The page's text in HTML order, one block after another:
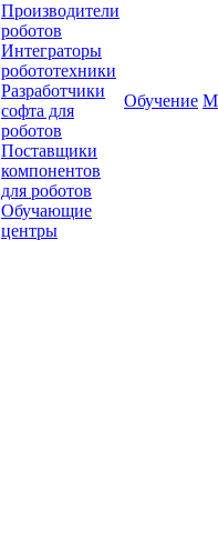
Производители
роботов
Интеграторы
робототехники
Разработчики
софта для
роботов
Поставщики
компонентов
для роботов
Обучающие
центры
Обучение